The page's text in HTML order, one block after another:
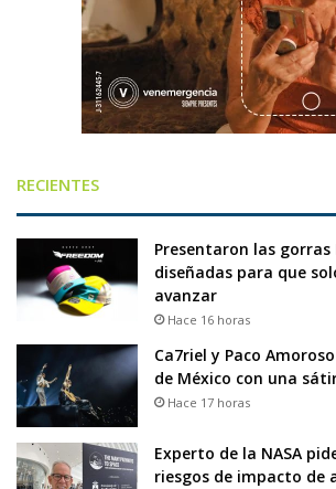
RECIENTES
Presentaron las gorras
diseñadas para que
avanzar
Hace 16 horas
Ca7riel y Paco
de México con una
Hace 17 horas
Experto de la NASA
riesgos de impacto de